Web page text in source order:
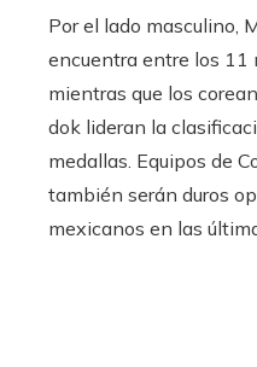
Por el lado masculino,
encuentra entre los 11
mientras que los
dok lideran la
medallas. Equipos de
también serán duros
mexicanos en las